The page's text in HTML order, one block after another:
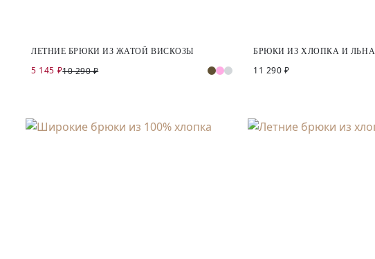
ЛЕТНИЕ БРЮКИ ИЗ ЖАТОЙ ВИСКОЗЫ
5 145 ₽10 290 ₽
БРЮКИ ИЗ ХЛОПКА И ЛЬНА
11 290 ₽